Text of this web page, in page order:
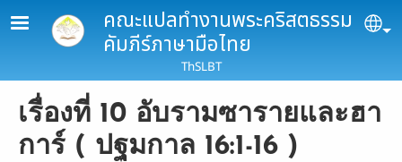
Skip to main contentคณะแปลทำงานพระคริสตธรรม
คัมภีร์ภาษามือไทย
ThSLBT
เรื่องที่ 10 อับรามซารายและฮา
การ์ ( ปฐมกาล 16:1-16 )